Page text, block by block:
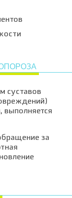
суставов
выполняется
за